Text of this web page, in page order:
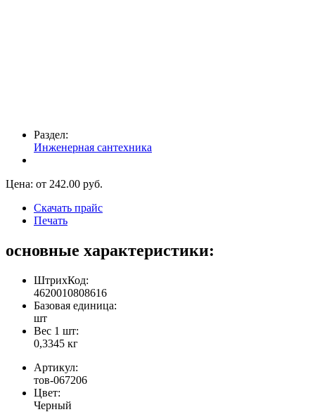
Раздел:
Инженерная сантехника
Цена: от 242.00 руб.
Скачать прайс
Печать
основные характеристики:
ШтрихКод:
4620010808616
Базовая единица:
шт
Вес 1 шт:
0,3345 кг
Артикул:
тов-067206
Цвет:
Черный